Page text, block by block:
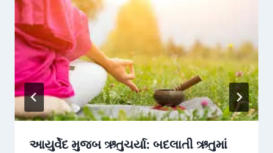
આયુર્વેદ મુજબ ઋતુચર્યા: બદલાતી ઋતુમાં